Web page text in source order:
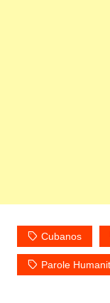
Cubanos
Parole